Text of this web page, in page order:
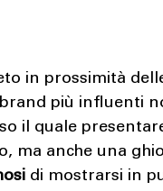
in prossimità
più influenti
il quale
ma anche una
di mostrarsi in